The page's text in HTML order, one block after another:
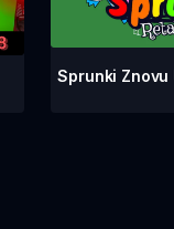
Sprunki Znovu